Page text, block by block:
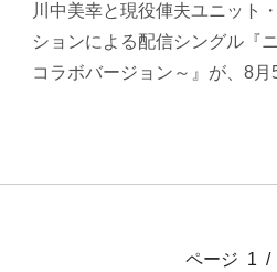
川中美幸と現役俥夫ユニット
ションによる配信シングル『
コラボバージョン～』が、8
ページ 1 /